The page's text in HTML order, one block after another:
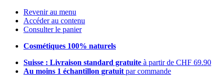
Revenir au menu
Accéder au contenu
Consulter le panier
Cosmétiques 100% naturels
Suisse : Livraison standard gratuite à partir de CHF 69.90
Au moins 1 échantillon gratuit par commande